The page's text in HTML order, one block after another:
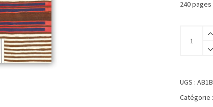
240 pages
UGS :
Catégorie :